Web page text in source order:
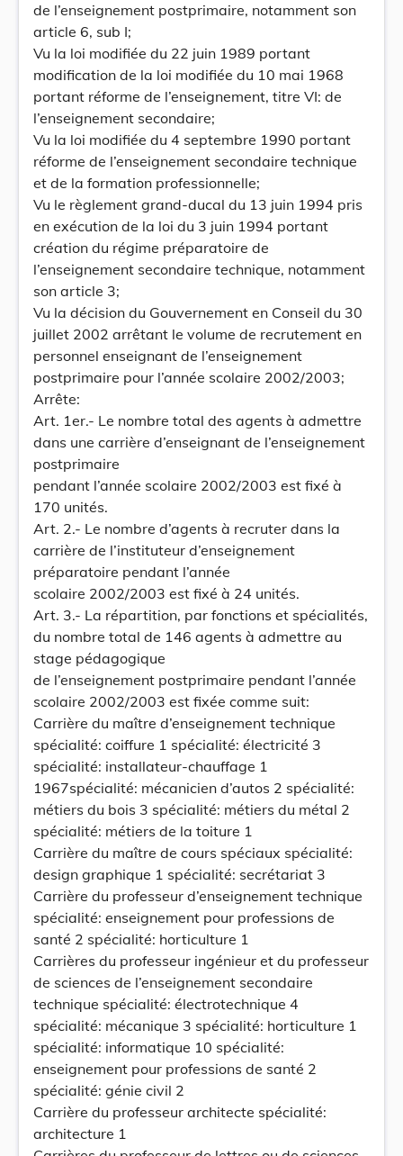
de l’enseignement postprimaire, notamment son
article 6, sub I;
Vu la loi modifiée du 22 juin 1989 portant
modification de la loi modifiée du 10 mai 1968
portant réforme de l’enseignement, titre VI: de
l’enseignement secondaire;
Vu la loi modifiée du 4 septembre 1990 portant
réforme de l’enseignement secondaire technique
et de la formation professionnelle;
Vu le règlement grand-ducal du 13 juin 1994 pris
en exécution de la loi du 3 juin 1994 portant
création du régime préparatoire de
l’enseignement secondaire technique, notamment
son article 3;
Vu la décision du Gouvernement en Conseil du 30
juillet 2002 arrêtant le volume de recrutement en
personnel enseignant de l’enseignement
postprimaire pour l’année scolaire 2002/2003;
Arrête:
Art. 1er.- Le nombre total des agents à admettre
dans une carrière d’enseignant de l’enseignement
postprimaire
pendant l’année scolaire 2002/2003 est fixé à
170 unités.
Art. 2.- Le nombre d’agents à recruter dans la
carrière de l’instituteur d’enseignement
préparatoire pendant l’année
scolaire 2002/2003 est fixé à 24 unités.
Art. 3.- La répartition, par fonctions et spécialités,
du nombre total de 146 agents à admettre au
stage pédagogique
de l’enseignement postprimaire pendant l’année
scolaire 2002/2003 est fixée comme suit:
Carrière du maître d’enseignement technique
spécialité: coiffure 1 spécialité: électricité 3
spécialité: installateur-chauffage 1
1967spécialité: mécanicien d’autos 2 spécialité:
métiers du bois 3 spécialité: métiers du métal 2
spécialité: métiers de la toiture 1
Carrière du maître de cours spéciaux spécialité:
design graphique 1 spécialité: secrétariat 3
Carrière du professeur d’enseignement technique
spécialité: enseignement pour professions de
santé 2 spécialité: horticulture 1
Carrières du professeur ingénieur et du professeur
de sciences de l’enseignement secondaire
technique spécialité: électrotechnique 4
spécialité: mécanique 3 spécialité: horticulture 1
spécialité: informatique 10 spécialité:
enseignement pour professions de santé 2
spécialité: génie civil 2
Carrière du professeur architecte spécialité:
architecture 1